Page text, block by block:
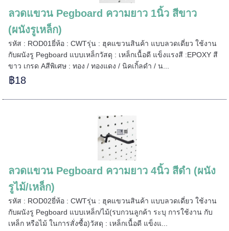
ลวดแขวน Pegboard ความยาว 1นิ้ว สีขาว
(ผนังรูเหล็ก)
รหัส : ROD01ยี่ห้อ : CWTรุ่น : ฮุคแขวนสินค้า แบบลวดเดี่ยว ใช้งาน
กับผนังรู Pegboard แบบเหล็กวัสดุ : เหล็กเนื้อดี แข็งแรงสี :EPOXY สี
ขาว เกรด Aสีพิเศษ : ทอง / ทองแดง / นิคเกิ้ลดำ / น...
฿18
ลวดแขวน Pegboard ความยาว 4นิ้ว สีดำ (ผนัง
รูไม้/เหล็ก)
รหัส : ROD02ยี่ห้อ : CWTรุ่น : ฮุคแขวนสินค้า แบบลวดเดี่ยว ใช้งาน
กับผนังรู Pegboard แบบเหล็ก/ไม้(รบกวนลูกค้า ระบุ การใช้งาน กับ
เหล็ก หรือไม้ ในการสั่งซื้อ)วัสดุ : เหล็กเนื้อดี แข็งแ...